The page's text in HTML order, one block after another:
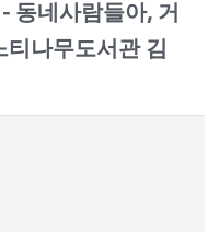
동네사람들아, 거
나무도서관 김